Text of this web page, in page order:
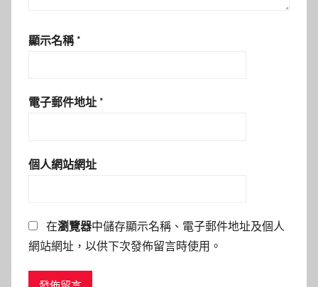
顯示名稱 *
電子郵件地址 *
個人網站網址
在瀏覽器中儲存顯示名稱、電子郵件地址及個人
網站網址，以供下次發佈留言時使用。